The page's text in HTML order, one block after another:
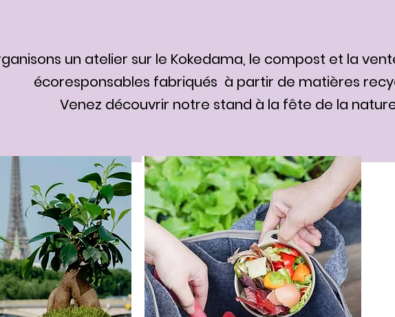
un atelier sur le Kokedama, le compost et la
écoresponsables fabriqués à partir de matières
Venez découvrir notre stand à la fête de la